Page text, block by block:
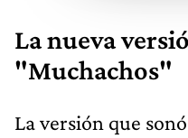
La nueva
"Muchachos"
La versión que